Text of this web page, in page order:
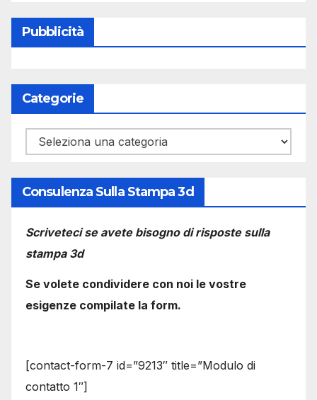
Pubblicità
Categorie
Categorie
Consulenza Sulla Stampa 3d
Scriveteci se avete bisogno di risposte sulla
stampa 3d
Se volete condividere con noi le vostre
esigenze compilate la form.
[contact-form-7 id=”9213″ title=”Modulo di
contatto 1″]